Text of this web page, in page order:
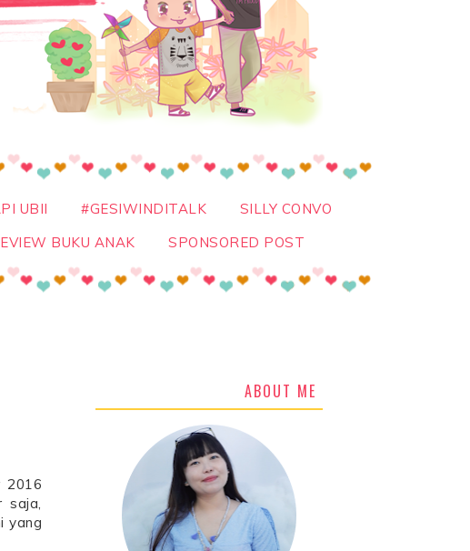
UBII #GESIWINDITALK
SILLY CONVO
BUKU ANAK SPONSORED POST
2016
saja,
yang
ABOUT ME